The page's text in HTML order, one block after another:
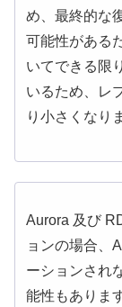
め、最終的な
可能性がある
いてできる限
いるため、レ
り小さくなり
Aurora 及び
ョンの場合、
ーションされ
能性もありま